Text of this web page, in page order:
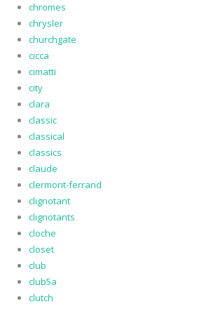
chromes
chrysler
churchgate
cicca
cimatti
city
clara
classic
classical
classics
claude
clermont-ferrand
clignotant
clignotants
cloche
closet
club
club5a
clutch